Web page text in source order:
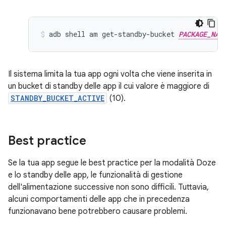
adb shell am get-standby-bucket
Il sistema limita la tua app ogni volta che viene inserita in
un bucket di standby delle app il cui valore è maggiore di
STANDBY_BUCKET_ACTIVE (10).
Best practice
Se la tua app segue le best practice per la modalità Doze
e lo standby delle app, le funzionalità di gestione
dell'alimentazione successive non sono difficili. Tuttavia,
alcuni comportamenti delle app che in precedenza
funzionavano bene potrebbero causare problemi.